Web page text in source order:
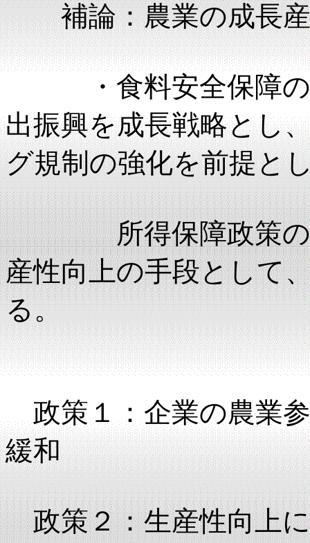
補論：農業の成長産
・食料安全保障の
出振興を成長戦略とし
グ規制の強化を前提と
所得保障政策の実
産性向上の手段として
る。
政策１：企業の農業
緩和
政策２：生産性向上に